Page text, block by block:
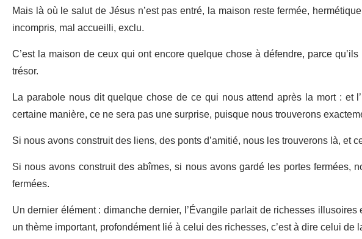
Mais là où le salut de Jésus n’est pas entré, la maison reste fermée,
incompris, mal accueilli, exclu.
C’est la maison de ceux qui ont encore quelque chose à défendre, parce
trésor.
La parabole nous dit quelque chose de ce qui nous attend après la mort : et
certaine manière, ce ne sera pas une surprise, puisque nous trouverons
Si nous avons construit des liens, des ponts d’amitié, nous les trouverons là, et
Si nous avons construit des abîmes, si nous avons gardé les portes fermées,
fermées.
Un dernier élément : dimanche dernier, l’Évangile parlait de richesses
un thème important, profondément lié à celui des richesses, c’est à dire celui de